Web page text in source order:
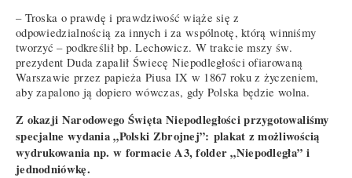
– Troska o prawdę i prawdziwość wiąże się z
odpowiedzialnością za innych i za wspólnotę, którą winniśmy
tworzyć – podkreślił bp. Lechowicz. W trakcie mszy św.
prezydent Duda zapalił Świecę Niepodległości ofiarowaną
Warszawie przez papieża Piusa IX w 1867 roku z życzeniem,
aby zapalono ją dopiero wówczas, gdy Polska będzie wolna.
Z okazji Narodowego Święta Niepodległości przygotowaliśmy
specjalne wydania „Polski Zbrojnej”: plakat z możliwością
wydrukowania np. w formacie A3, folder „Niepodległa” i
jednodniówkę.